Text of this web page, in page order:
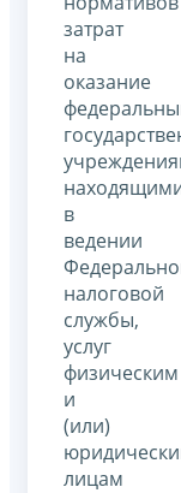
затрат
на
оказание
в
ведении
налоговой
службы,
услуг
физическим
и
(или)
лицам